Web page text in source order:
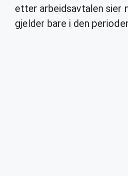
etter arbeidsavtalen sier
gjelder bare i den